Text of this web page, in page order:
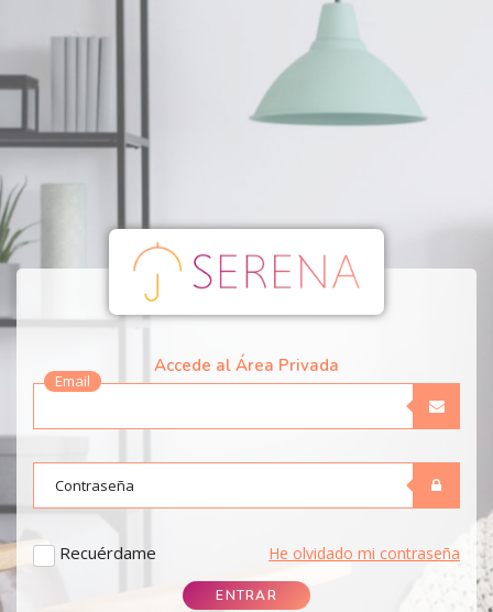
Accede al Área Privada
Email
Contraseña
Recuérdame He olvidado mi contraseña
ENTRAR